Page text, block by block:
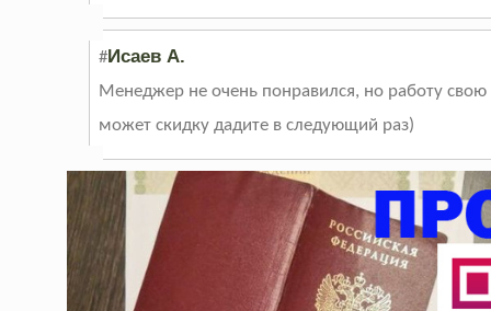
#Исаев А.
Менеджер не очень понравился, но работу
может скидку дадите в следующий раз)